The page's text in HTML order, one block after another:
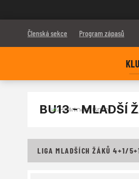
Členská sekce Program zápasů
BU13 - MLADŠÍ
LIGA MLADŠÍCH ŽÁKŮ 4+1/